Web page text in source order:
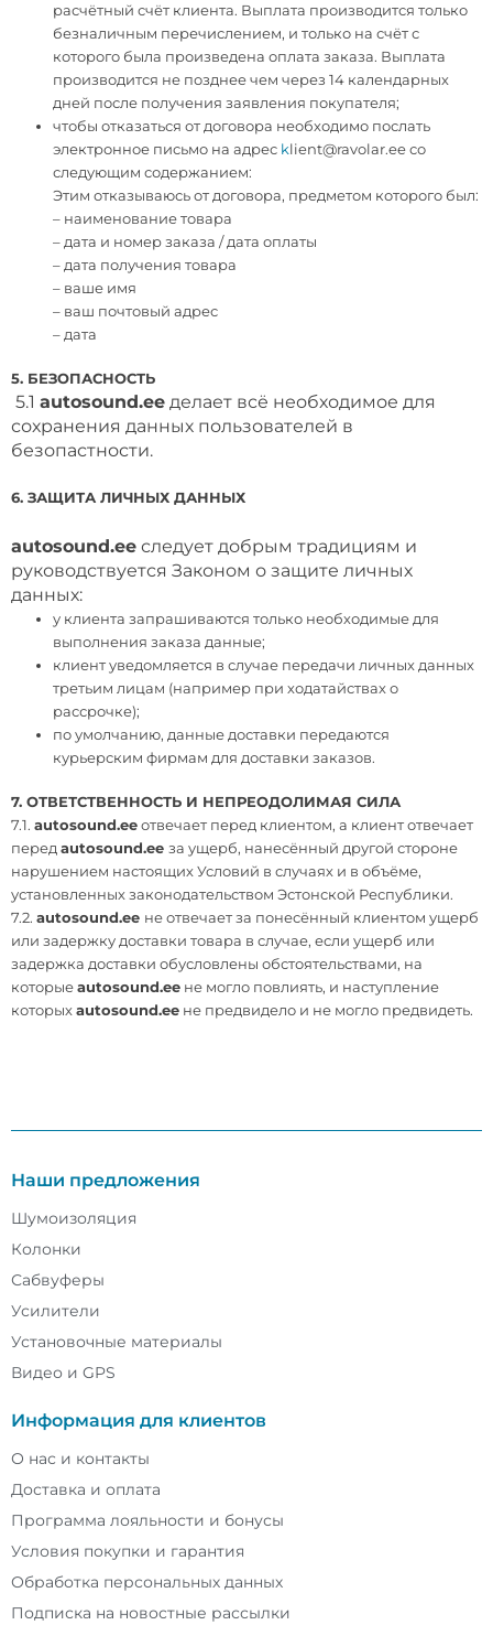
расчётный счёт клиента. Выплата производится только
безналичным перечислением, и только на счёт с
которого была произведена оплата заказа. Выплата
производится не позднее чем через 14 календарных
дней после получения заявления покупателя;
чтобы отказаться от договора необходимо послать
электронное письмо на адрес klient@ravolar.ee со
следующим содержанием:
Этим отказываюсь от договора, предметом которого был:
– наименование товара
– дата и номер заказа / дата оплаты
– дата получения товара
– ваше имя
– ваш почтовый адрес
– дата
5. БЕЗОПАСНОСТЬ
5.1 autosound.ee делает всё необходимое для
сохранения данных пользователей в
безопастности.
6. ЗАЩИТА ЛИЧНЫХ ДАННЫХ
autosound.ee следует добрым традициям и
руководствуется Законом о защите личных
данных:
у клиента запрашиваются только необходимые для
выполнения заказа данные;
клиент уведомляется в случае передачи личных данных
третьим лицам (например при ходатайствах о
рассрочке);
по умолчанию, данные доставки передаются
курьерским фирмам для доставки заказов.
7. ОТВЕТСТВЕННОСТЬ И НЕПРЕОДОЛИМАЯ СИЛА
7.1. autosound.ee отвечает перед клиентом, а клиент отвечает
перед autosound.ee за ущерб, нанесённый другой стороне
нарушением настоящих Условий в случаях и в объёме,
установленных законодательством Эстонской Республики.
7.2. autosound.ee не отвечает за понесённый клиентом ущерб
или задержку доставки товара в случае, если ущерб или
задержка доставки обусловлены обстоятельствами, на
которые autosound.ee не могло повлиять, и наступление
которых autosound.ee не предвидело и не могло предвидеть.
Наши предложения
Шумоизоляция
Колонки
Сабвуферы
Усилители
Установочные материалы
Видео и GPS
Информация для клиентов
О нас и контакты
Доставка и оплата
Программа лояльности и бонусы
Условия покупки и гарантия
Обработка персональных данных
Подписка на новостные рассылки